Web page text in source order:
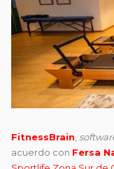
FitnessBrain
acuerdo con Fersa